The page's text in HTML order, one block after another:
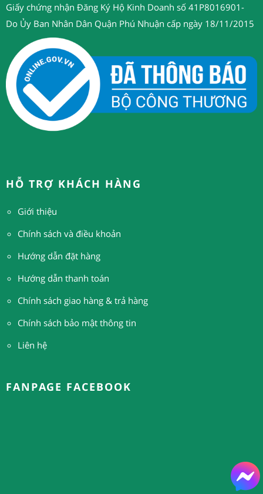
Giấy chứng nhận Đăng Ký Hộ Kinh Doanh số 41P8016901-
Do Ủy Ban Nhân Dân Quận Phú Nhuận cấp ngày 18/11/2015
HỖ TRỢ KHÁCH HÀNG
Giới thiệu
Chính sách và điều khoản
Hướng dẫn đặt hàng
Hướng dẫn thanh toán
Chính sách giao hàng & trả hàng
Chính sách bảo mật thông tin
Liên hệ
FANPAGE FACEBOOK